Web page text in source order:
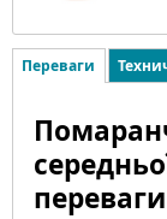
Переваги
переваги